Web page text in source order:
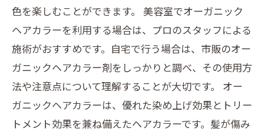
色を楽しむことができます。 美容室でオーガニック
ヘアカラーを利用する場合は、プロのスタッフによる
施術がおすすめです。自宅で行う場合は、市販のオー
ガニックヘアカラー剤をしっかりと調べ、その使用方
法や注意点について理解することが大切です。 オー
ガニックヘアカラーは、優れた染め上げ効果とトリー
トメント効果を兼ね備えたヘアカラーです。髪が傷み